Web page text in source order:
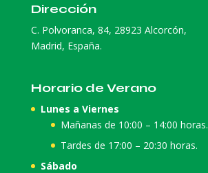
Dirección
C. Polvoranca, 84, 28923 Alcorcón,
Madrid, España.
Horario de Verano
Lunes a Viernes
Mañanas de 10:00 – 14:00 horas.
Tardes de 17:00 – 20:30 horas.
Sábado